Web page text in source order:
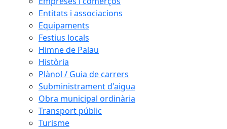
Entitats i associacions
Equipaments
Festius locals
Himne de Palau
Història
Plànol / Guia de carrers
Subministrament d'aigua
Obra municipal ordinària
Transport públic
Turisme